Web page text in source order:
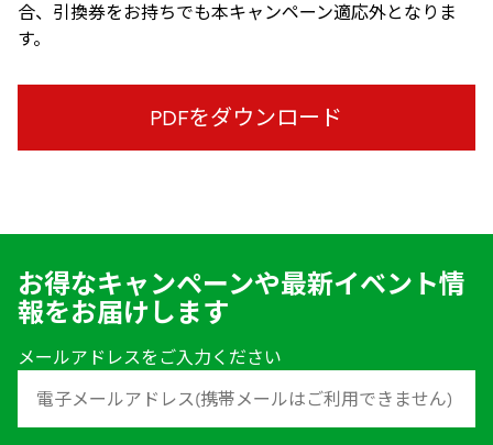
合、引換券をお持ちでも本キャンペーン適応外となりま
す。
PDFをダウンロード
お得なキャンペーンや最新イベント情
報をお届けします
メールアドレスをご入力ください